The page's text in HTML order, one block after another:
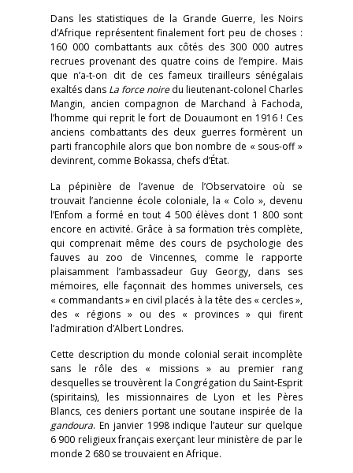
Dans les statistiques de la Grande Guerre, les Noirs
d’Afrique représentent finalement fort peu de choses :
160 000 combattants aux côtés des 300 000 autres
recrues provenant des quatre coins de l’empire. Mais
que n’a-t-on dit de ces fameux tirailleurs sénégalais
exaltés dans La force noiredu lieutenant-colonel Charles
Mangin, ancien compagnon de Marchand à Fachoda,
l’homme qui reprit le fort de Douaumont en 1916 ! Ces
anciens combattants des deux guerres formèrent un
parti francophile alors que bon nombre de « sous-off »
devinrent, comme Bokassa, chefs d’État.
La pépinière de l’avenue de l’Observatoire où se
trouvait l’ancienne école coloniale, la « Colo », devenu
l’Enfom a formé en tout 4 500 élèves dont 1 800 sont
encore en activité. Grâce à sa formation très complète,
qui comprenait même des cours de psychologie des
fauves au zoo de Vincennes, comme le rapporte
plaisamment l’ambassadeur Guy Georgy, dans ses
mémoires, elle façonnait des hommes universels, ces
« commandants » en civil placés à la tête des « cercles »,
des « régions » ou des « provinces » qui firent
l’admiration d’Albert Londres.
Cette description du monde colonial serait incomplète
sans le rôle des « missions » au premier rang
desquelles se trouvèrent la Congrégation du Saint-Esprit
(spiritains), les missionnaires de Lyon et les Pères
Blancs, ces deniers portant une soutane inspirée de la
gandoura. En janvier 1998 indique l’auteur sur quelque
6 900 religieux français exerçant leur ministère de par le
monde 2 680 se trouvaient en Afrique.